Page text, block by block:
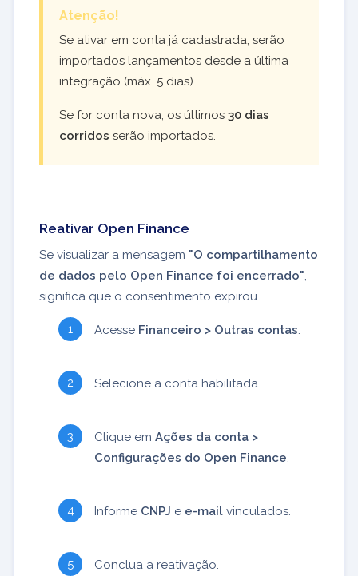
Atenção!
Se ativar em conta já cadastrada, serão
importados lançamentos desde a última
integração (máx. 5 dias).
Se for conta nova, os últimos 30 dias
corridos serão importados.
Reativar Open Finance
Se visualizar a mensagem "O compartilhamento
de dados pelo Open Finance foi encerrado",
significa que o consentimento expirou.
Acesse Financeiro > Outras contas.
Selecione a conta habilitada.
Clique em Ações da conta >
Configurações do Open Finance.
Informe CNPJ e e-mail vinculados.
Conclua a reativação.